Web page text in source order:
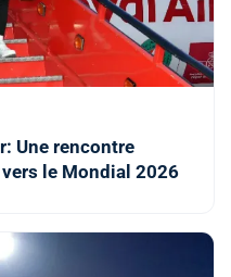
Une rencontre
le Mondial 2026